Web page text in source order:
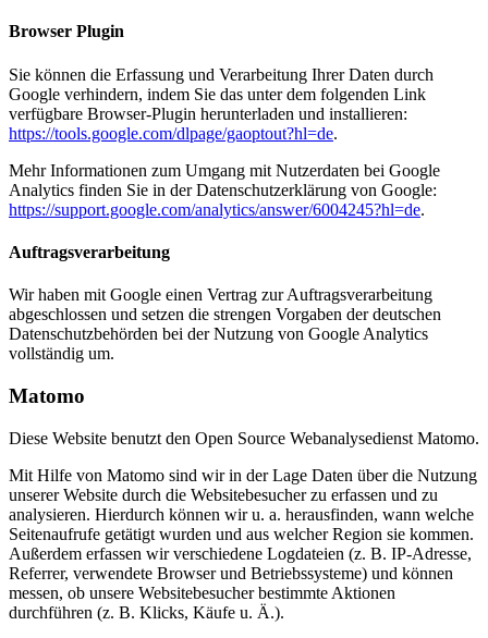
Browser Plugin
Sie können die Erfassung und Verarbeitung Ihrer Daten durch
Google verhindern, indem Sie das unter dem folgenden Link
verfügbare Browser-Plugin herunterladen und installieren:
https://tools.google.com/dlpage/gaoptout?hl=de.
Mehr Informationen zum Umgang mit Nutzerdaten bei Google
Analytics finden Sie in der Datenschutzerklärung von Google:
https://support.google.com/analytics/answer/6004245?hl=de.
Auftragsverarbeitung
Wir haben mit Google einen Vertrag zur Auftragsverarbeitung
abgeschlossen und setzen die strengen Vorgaben der deutschen
Datenschutzbehörden bei der Nutzung von Google Analytics
vollständig um.
Matomo
Diese Website benutzt den Open Source Webanalysedienst Matomo.
Mit Hilfe von Matomo sind wir in der Lage Daten über die Nutzung
unserer Website durch die Websitebesucher zu erfassen und zu
analysieren. Hierdurch können wir u. a. herausfinden, wann welche
Seitenaufrufe getätigt wurden und aus welcher Region sie kommen.
Außerdem erfassen wir verschiedene Logdateien (z. B. IP-Adresse,
Referrer, verwendete Browser und Betriebssysteme) und können
messen, ob unsere Websitebesucher bestimmte Aktionen
durchführen (z. B. Klicks, Käufe u. Ä.).